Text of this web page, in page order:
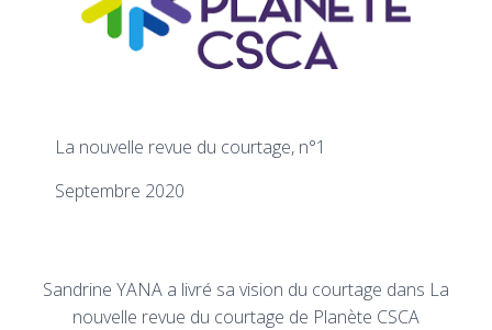
La nouvelle revue du courtage, n°1
Septembre 2020
Sandrine YANA a livré sa vision du courtage dans La
nouvelle revue du courtage de Planète CSCA